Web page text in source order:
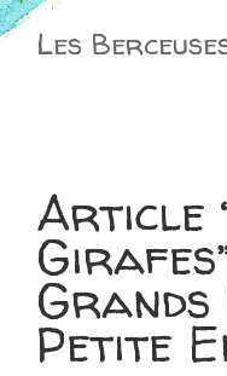
Aller
au
Les
Article
Grands
Petite